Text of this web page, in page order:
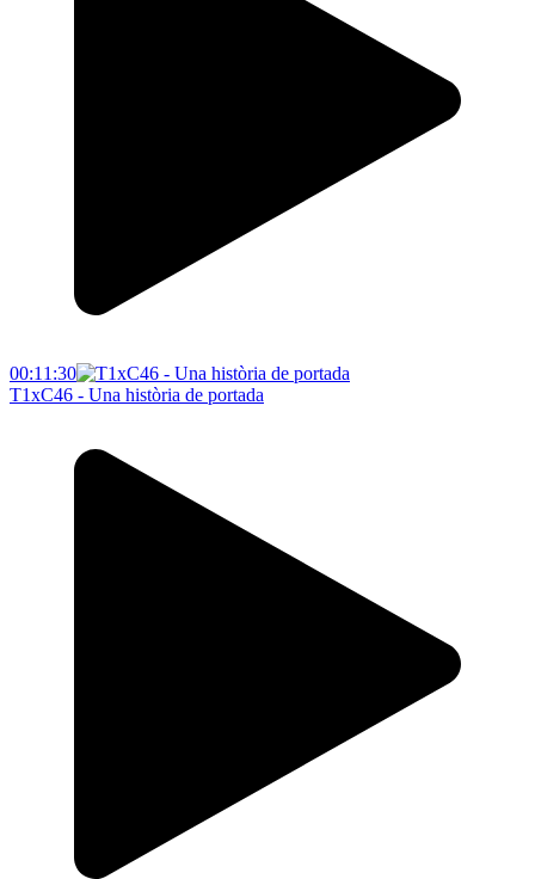
00:11:30
T1xC46 - Una història de portada